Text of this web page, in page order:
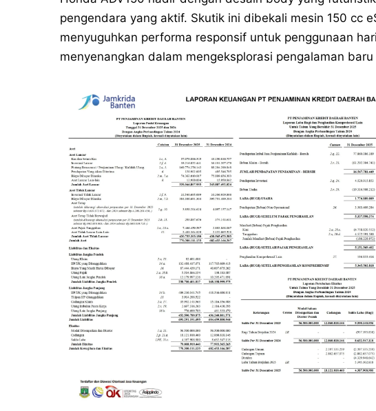
pengendara yang aktif. Skutik ini dibekali mesin 150 cc
menyuguhkan performa responsif untuk penggunaan
menyenangkan dalam mengeksplorasi pengalaman